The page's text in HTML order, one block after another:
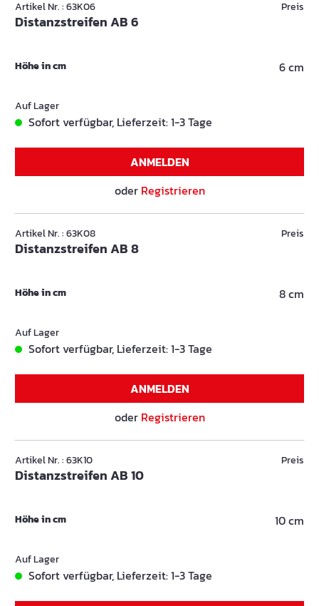
Artikel Nr. : 63K06
Distanzstreifen AB 6
Preis
Höhe in cm 6 cm
Auf Lager
Sofort verfügbar, Lieferzeit: 1-3 Tage
ANMELDEN
oder Registrieren
Artikel Nr. : 63K08
Distanzstreifen AB 8
Preis
Höhe in cm 8 cm
Auf Lager
Sofort verfügbar, Lieferzeit: 1-3 Tage
ANMELDEN
oder Registrieren
Artikel Nr. : 63K10
Distanzstreifen AB 10
Preis
Höhe in cm 10 cm
Auf Lager
Sofort verfügbar, Lieferzeit: 1-3 Tage